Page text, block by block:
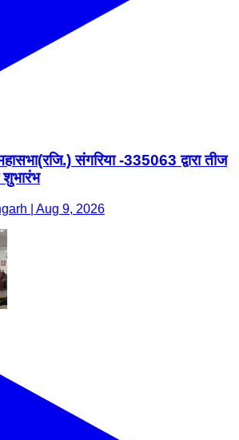
संगरिया -335063 द्वारा तीज
शुभारंभ
| Aug 9, 2026